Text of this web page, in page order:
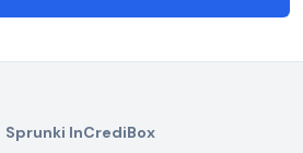
Sprunki InCrediBox